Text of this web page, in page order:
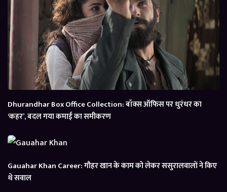
Dhurandhar Box Office Collection: बॉक्स ऑफिस पर धुरंधर का
‘कहर’, बदल गया कमाई का समीकरण
Gauahar Khan Career: गौहर खान के काम को लेकर ससुरालवालों ने किए
थे सवाल